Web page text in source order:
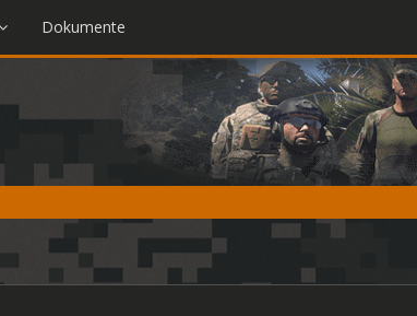
Dokumente